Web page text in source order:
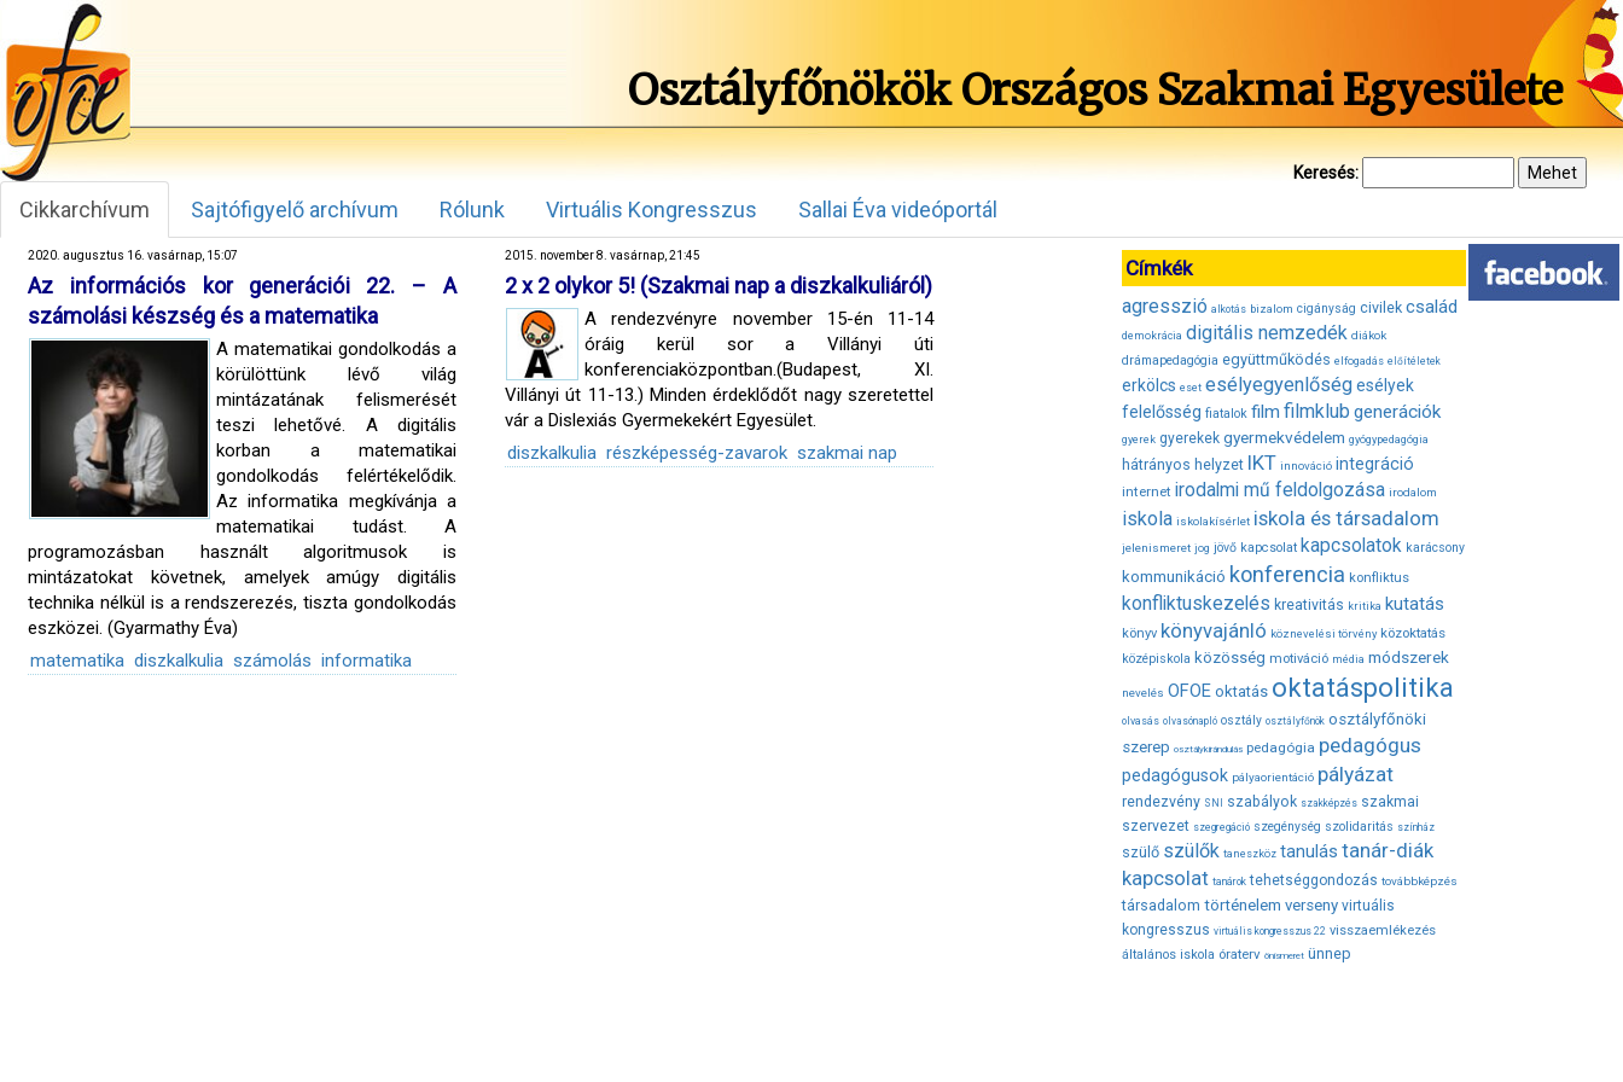
Osztályfőnökök Országos Szakmai Egyesülete
Keresés:
Cikkarchívum Sajtófigyelő archívum Rólunk Virtuális Kongresszus Sallai Éva videóportál
2020. augusztus 16. vasárnap, 15:07
Az információs kor generációi 22. – A
számolási készség és a matematika
A matematikai gondolkodás a
körülöttünk lévő világ
mintázatának felismerését
teszi lehetővé. A digitális
korban a matematikai
gondolkodás felértékelődik.
Az informatika megkívánja a
matematikai tudást. A
programozásban használt algoritmusok is
mintázatokat követnek, amelyek amúgy digitális
technika nélkül is a rendszerezés, tiszta gondolkodás
eszközei. (Gyarmathy Éva)
matematika diszkalkulia számolás informatika
2015. november 8. vasárnap, 21:45
2 x 2 olykor 5! (Szakmai nap a diszkalkuliáról)
A rendezvényre november 15-én 11-14
óráig kerül sor a Villányi úti
konferenciaközpontban.(Budapest, XI.
Villányi út 11-13.) Minden érdeklődőt nagy szeretettel
vár a Dislexiás Gyermekekért Egyesület.
diszkalkulia részképesség-zavarok szakmai nap
Címkék
agresszió alkotás bizalom cigányság civilek család
demokrácia digitális nemzedék diákok
drámapedagógia együttműködés elfogadás előítéletek
erkölcs eset esélyegyenlőségesélyek
felelősség fiatalok film filmklub generációk
gyerek gyerekek gyermekvédelem gyógypedagógia
hátrányos helyzet IKT innováció integráció
internet irodalmi mű feldolgozása irodalom
iskola iskolakísérlet iskola és társadalom
jelenismeret jog jövő kapcsolat kapcsolatok karácsony
kommunikáció konferencia konfliktus
konfliktuskezelés kreativitás kritika kutatás
könyv könyvajánló köznevelési törvény közoktatás
középiskola közösség motiváció média módszerek
nevelés OFOE oktatás oktatáspolitika
olvasás olvasónapló osztály osztályfőnök osztályfőnöki
szerep osztálykirándulás pedagógia pedagógus
pedagógusok pályaorientáció pályázat
rendezvény SNI szabályok szakképzés szakmai
szervezet szegregáció szegénység szolidaritás színház
szülő szülők taneszköz tanulás tanár-diák
kapcsolat tanárok tehetséggondozás továbbképzés
társadalom történelem verseny virtuális
kongresszus virtuális kongresszus 22 visszaemlékezés
általános iskola óraterv önismeret ünnep